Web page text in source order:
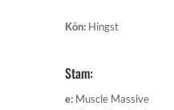
Kön: Hingst
Stam:
e: Muscle Massive